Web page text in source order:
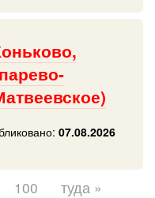
07.08.2026
100 туда »